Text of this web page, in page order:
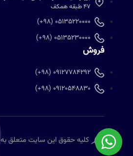
47 طبقه همکف
05135220000 (98+)
05135230000 (98+)
فروش
09127784292 (98+)
09120548830 (98+)
کلیه حقوق این سایت متعلق به